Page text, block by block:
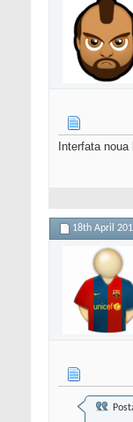
Interfata
18th April